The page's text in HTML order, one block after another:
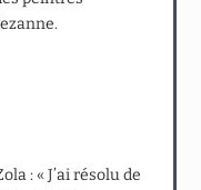
: « J’ai résolu de